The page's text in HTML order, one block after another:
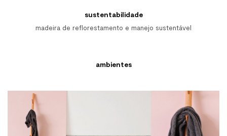
sustentabilidade
madeira de reflorestamento e manejo sustentável
ambientes